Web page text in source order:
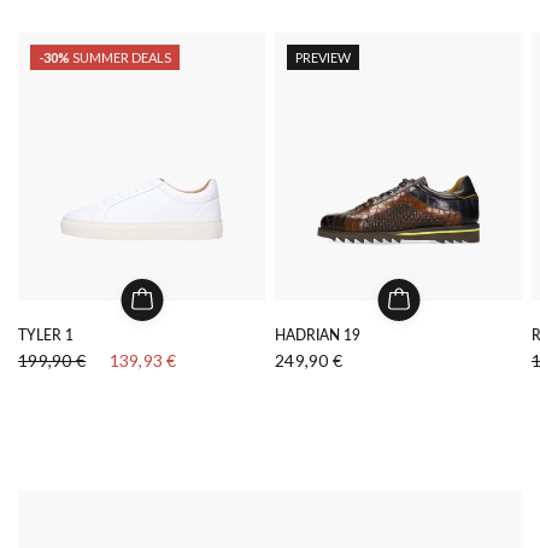
-30% SUMMER DEALS
TYLER 1
199,90 € 139,93 €
PREVIEW
HADRIAN 19
249,90 €